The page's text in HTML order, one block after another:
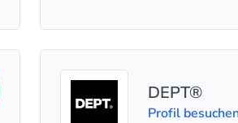
DEPT®
Profil